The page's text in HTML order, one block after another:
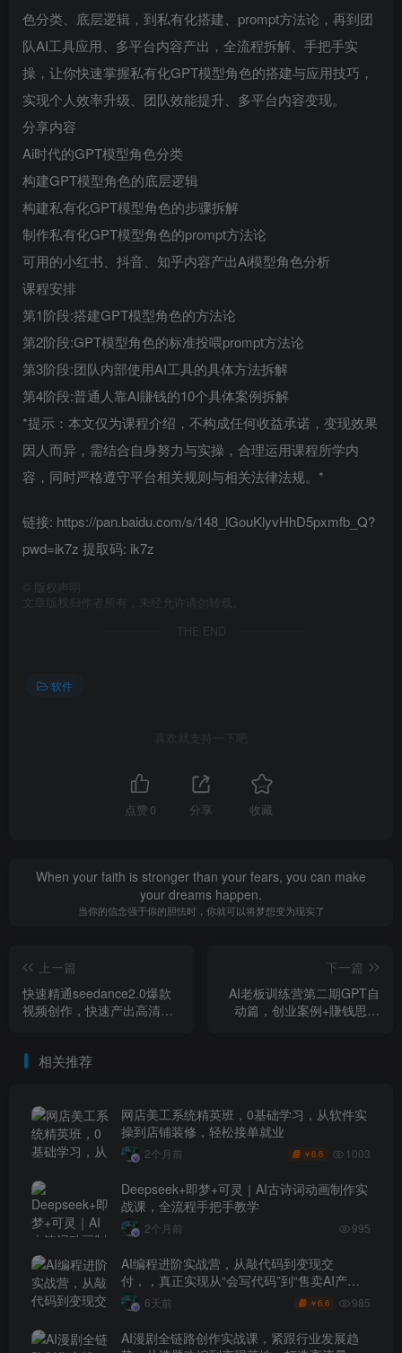
色分类、底层逻辑，到私有化搭建、prompt方法论，再到团
队AI工具应用、多平台内容产出，全流程拆解、手把手实
操，让你快速掌握私有化GPT模型角色的搭建与应用技巧，
实现个人效率升级、团队效能提升、多平台内容变现。
分享内容
Ai时代的GPT模型角色分类
构建GPT模型角色的底层逻辑
构建私有化GPT模型角色的步骤拆解
制作私有化GPT模型角色的prompt方法论
可用的小红书、抖音、知乎内容产出Ai模型角色分析
课程安排
第1阶段:搭建GPT模型角色的方法论
第2阶段:GPT模型角色的标准投喂prompt方法论
第3阶段:团队内部使用AI工具的具体方法拆解
第4阶段:普通人靠AI賺钱的10个具体案例拆解
*提示：本文仅为课程介绍，不构成任何收益承诺，变现效果
因人而异，需结合自身努力与实操，合理运用课程所学内
容，同时严格遵守平台相关规则与相关法律法规。*
链接: https://pan.baidu.com/s/148_lGouKlyvHhD5pxmfb_Q?
pwd=ik7z 提取码: ik7z
版权声明
文章版权归作者所有，未经允许请勿转载。
THE END
软件
喜欢就支持一下吧
点赞 0 分享 收藏
When your faith is stronger than your fears, you can make
your dreams happen.
当你的信念强于你的胆怯时，你就可以将梦想变为现实了
上一篇
快速精通seedance2.0爆款
视频创作，快速产出高清视
下一篇
AI老板训练营第二期GPT自
动篇，创业案例+賺钱思路
相关推荐
网店美工系统精英班，0基础学习，从软件实
操到店铺装修，轻松接单就业
2个月前 ￥6.6 1003
Deepseek+即梦+可灵｜AI古诗词动画制作实
战课，全流程手把手教学
2个月前 995
AI编程进阶实战营，从敲代码到变现交
付，，真正实现从“会写代码”到“售卖AI产品
盈利”的跨越
6天前 ￥6.6 985
AI漫剧全链路创作实战课，紧跟行业发展趋